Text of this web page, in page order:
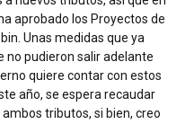
aprobado los Proyectos de
Unas medidas que ya
no pudieron salir adelante
quiere contar con estos
año, se espera recaudar
tributos, si bien, creo